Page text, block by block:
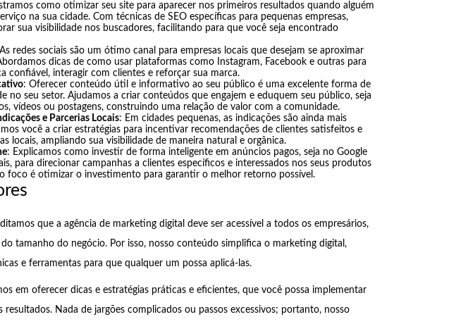
como otimizar seu site para aparecer nos primeiros resultados quando alguém
na sua cidade. Com técnicas de SEO específicas para pequenas empresas,
sua visibilidade nos buscadores, facilitando para que você seja encontrado
redes sociais são um ótimo canal para empresas locais que desejam se aproximar
dicas de como usar plataformas como Instagram, Facebook e outras para
confiável, interagir com clientes e reforçar sua marca.
: Oferecer conteúdo útil e informativo ao seu público é uma excelente forma de
no seu setor. Ajudamos a criar conteúdos que engajem e eduquem seu público, seja
vídeos ou postagens, construindo uma relação de valor com a comunidade.
e Parcerias Locais: Em cidades pequenas, as indicações são ainda mais
você a criar estratégias para incentivar recomendações de clientes satisfeitos e
locais, ampliando sua visibilidade de maneira natural e orgânica.
: Explicamos como investir de forma inteligente em anúncios pagos, seja no Google
para direcionar campanhas a clientes específicos e interessados nos seus produtos
foco é otimizar o investimento para garantir o melhor retorno possível.
que a agência de marketing digital deve ser acessível a todos os empresários,
tamanho do negócio. Por isso, nosso conteúdo simplifica o marketing digital,
e ferramentas para que qualquer um possa aplicá-las.
em oferecer dicas e estratégias práticas e eficientes, que você possa implementar
resultados. Nada de jargões complicados ou passos excessivos; portanto, nosso